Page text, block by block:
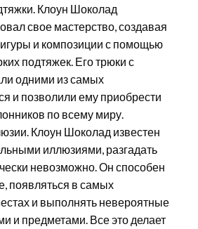
Клоун Шоколад
свое мастерство, создавая
и композиции с помощью
подтяжек. Его трюки с
одними из самых
и позволили ему приобрести
по всему миру.
Клоун Шоколад известен
иллюзиями, разгадать
невозможно. Он способен
появляться в самых
и выполнять невероятные
и предметами. Все это делает